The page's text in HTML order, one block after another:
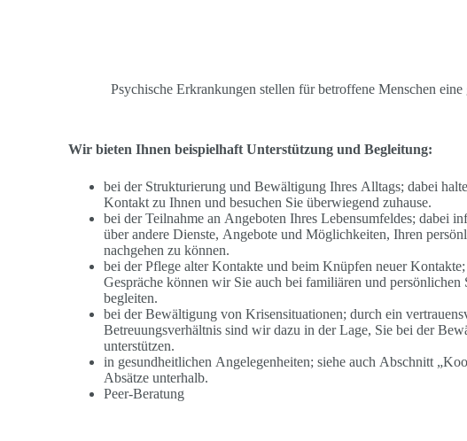
Psychische Erkrankungen stellen für betroffene Menschen
Wir bieten Ihnen beispielhaft Unterstützung und Begleitung:
bei der Strukturierung und Bewältigung Ihres Alltags; dabei
Kontakt zu Ihnen und besuchen Sie überwiegend zuhause.
bei der Teilnahme an Angeboten Ihres Lebensumfeldes; dabei
über andere Dienste, Angebote und Möglichkeiten, Ihren
nachgehen zu können.
bei der Pflege alter Kontakte und beim Knüpfen neuer
Gespräche können wir Sie auch bei familiären und persönlichen
begleiten.
bei der Bewältigung von Krisensituationen; durch ein
Betreuungsverhältnis sind wir dazu in der Lage, Sie bei der
unterstützen.
in gesundheitlichen Angelegenheiten; siehe auch Abschnitt
Absätze unterhalb.
Peer-Beratung